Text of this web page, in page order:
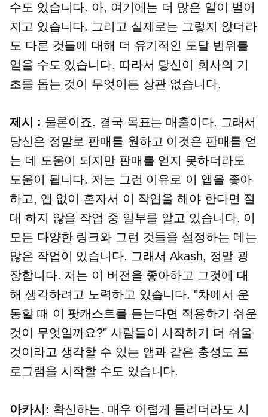
수도 있습니다. 아, 여기에는 더 많은 일이 벌어
지고 있습니다. 그리고 실제로는 그렇지 않더라
도 다른 것들에 대해 더 유기적인 도달 범위를
얻을 수도 있습니다. 따라서 당신이 회사의 기
초를 돕는 것이 무엇이든 상관 없습니다.
제시 : 물론이죠. 결국 목표는 매출이다. 그래서
당신은 정말로 판매를 원하고 이것은 판매를 얻
는 데 도움이 되지만 판매를 얻지 못하더라도
도움이 됩니다. 저는 그런 이유로 이 앱을 좋아
하고, 앱 없이 혼자서 이 작업을 해야 한다면 절
대 하지 않을 작업 중 일부를 알고 있습니다. 이
모든 다양한 링크와 그런 것들을 설정하는 데는
많은 작업이 있습니다. 그래서 Akash, 정말 굉
장합니다. 저는 이 버전을 좋아하고 그것에 대
해 생각하려고 노력하고 있습니다. "차에서 운
동할 때 이 팟캐스트를 듣는다면 적용하기 쉬운
것이 무엇일까요?" 사람들이 시작하기 더 쉬울
것이라고 생각할 수 있는 앱과 같은 충성도 프
로그램을 시작할 수도 있습니다.
아카시: 확신하는. 매우 어렵게 들리더라도 시